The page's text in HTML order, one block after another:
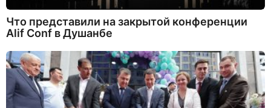
Что представили на закрытой конференции
Alif Conf в Душанбе